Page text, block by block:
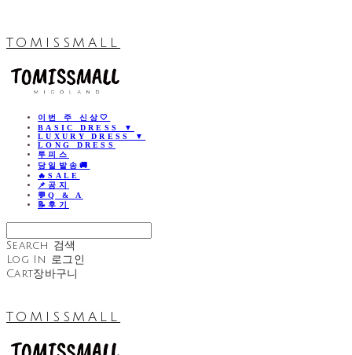
TOMISSMALL
이번 주 신상🤍
BASIC DRESS ▼
LUXURY DRESS ▼
LONG DRESS
투피스
당일발송🚚
🔥SALE
📌공지
💬Q & A
📝후기
Search 검색
Log In 로그인
Cart장바구니
TOMISSMALL